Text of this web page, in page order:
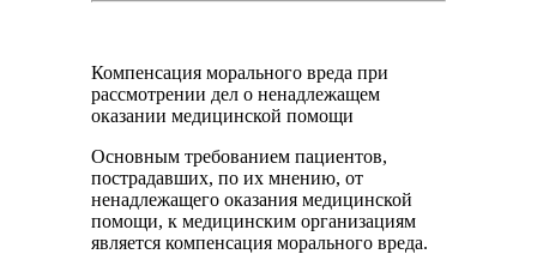
Компенсация морального вреда при
рассмотрении дел о ненадлежащем
оказании медицинской помощи
Основным требованием пациентов,
пострадавших, по их мнению, от
ненадлежащего оказания медицинской
помощи, к медицинским организациям
является компенсация морального вреда.